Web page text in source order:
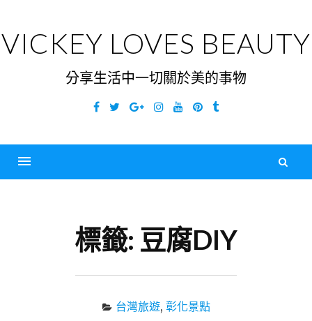
content
VICKEY LOVES BEAUTY
分享生活中一切關於美的事物
Facebook
TwitterGoogleInstagramYouTubePinterest
Tumblr
標籤: 豆腐DIY
台灣旅遊, 彰化景點